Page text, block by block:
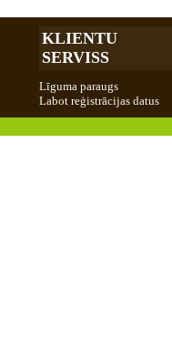
KLIENTU
SERVISS
Līguma paraugs
Labot reģistrācijas datus